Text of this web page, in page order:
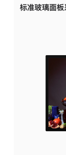
标准玻璃面板